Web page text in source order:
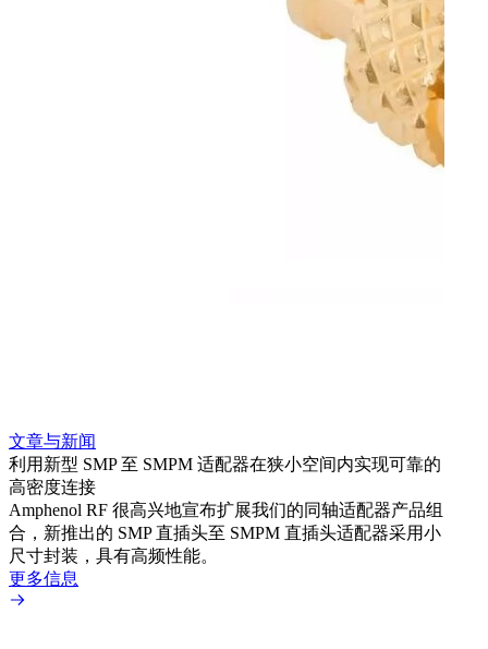
文章与新闻
利用新型 SMP 至 SMPM 适配器在狭小空间内实现可靠的
高密度连接
Amphenol RF 很高兴地宣布扩展我们的同轴适配器产品组
合，新推出的 SMP 直插头至 SMPM 直插头适配器采用小
尺寸封装，具有高频性能。
更多信息